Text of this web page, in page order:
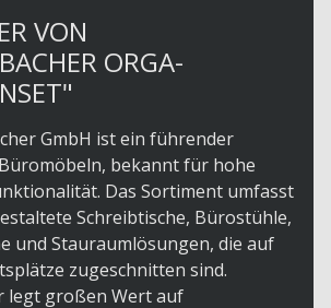
VON
ORGA-
GmbH ist ein führender
bekannt für hohe
Das Sortiment umfasst
Schreibtische, Bürostühle,
und Stauraumlösungen, die auf
zugeschnitten sind.
legt großen Wert auf